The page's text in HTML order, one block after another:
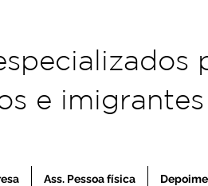
e
Ass. Pessoa física